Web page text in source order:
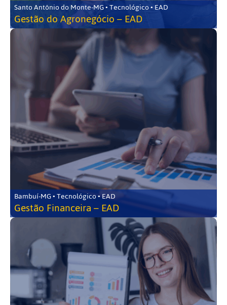
Santo Antônio do Monte-MG • Tecnológico • EAD
Gestão do Agronegócio – EAD
Bambuí-MG • Tecnológico • EAD
Gestão Financeira – EAD